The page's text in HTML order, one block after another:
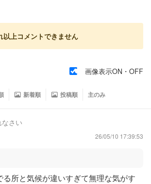
以上コメントできません
画像表示ON・OFF
新着順 投稿順 主のみ
なさい
26/05/10 17:39:53
所と気候が違いすぎて無理な気がす